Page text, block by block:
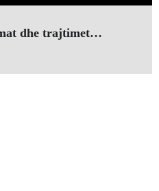
dhe trajtimet…